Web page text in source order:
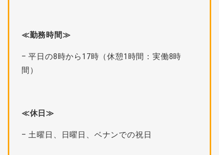
≪勤務時間≫
– 平日の8時から17時（休憩1時間：実働8時
間）
≪休日≫
– 土曜日、日曜日、ベナンでの祝日